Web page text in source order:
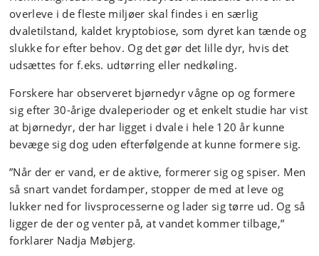
overleve i de fleste miljøer skal findes i en særlig
dvaletilstand, kaldet kryptobiose, som dyret kan tænde og
slukke for efter behov. Og det gør det lille dyr, hvis det
udsættes for f.eks. udtørring eller nedkøling.
Forskere har observeret bjørnedyr vågne op og formere
sig efter 30-årige dvaleperioder og et enkelt studie har vist
at bjørnedyr, der har ligget i dvale i hele 120 år kunne
bevæge sig dog uden efterfølgende at kunne formere sig.
”Når der er vand, er de aktive, formerer sig og spiser. Men
så snart vandet fordamper, stopper de med at leve og
lukker ned for livsprocesserne og lader sig tørre ud. Og så
ligger de der og venter på, at vandet kommer tilbage,”
forklarer Nadja Møbjerg.